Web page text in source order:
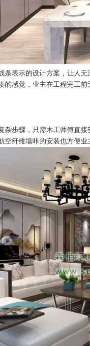
条表示的设计方案，让人
的感觉，业主在工程完工
杂步骤，只需木工师傅直
空纤维墙咔的安装也方便业